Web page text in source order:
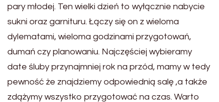
pary młodej. Ten wielki dzień to wyłącznie nabycie
sukni oraz garnituru. Łączy się on z wieloma
dylematami, wieloma godzinami przygotowań,
dumań czy planowaniu. Najczęściej wybieramy
date śluby przynajmniej rok na przód, mamy w tedy
pewność że znajdziemy odpowiednią salę ,a także
zdążymy wszystko przygotować na czas. Warto